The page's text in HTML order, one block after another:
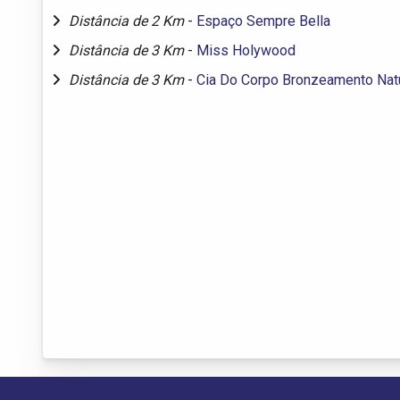
Distância de 2 Km - Espaço Sempre Bella
Distância de 3 Km - Miss Holywood
Distância de 3 Km - Cia Do Corpo Bronzeamento